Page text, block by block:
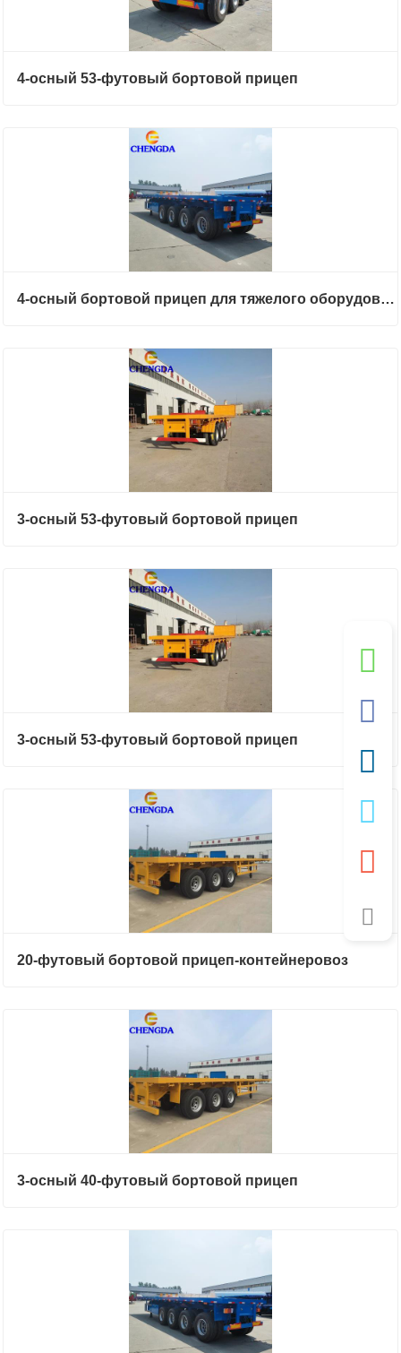
4-осный 53-футовый бортовой прицеп
4-осный бортовой прицеп для тяжелого оборудования
3-осный 53-футовый бортовой прицеп
3-осный 53-футовый бортовой прицеп
20-футовый бортовой прицеп-контейнеровоз
3-осный 40-футовый бортовой прицеп